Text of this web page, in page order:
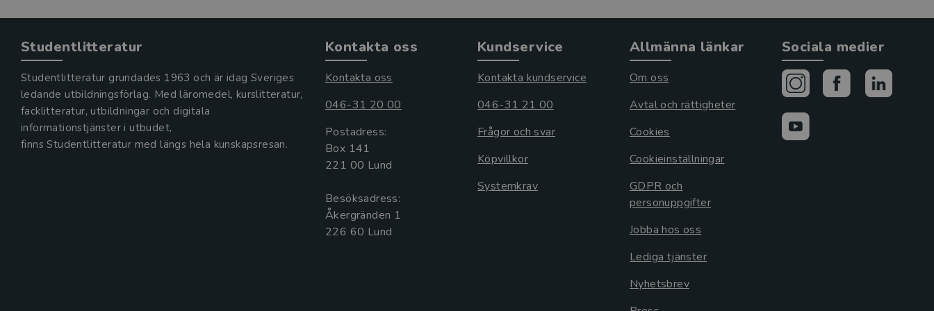
Studentlitteratur
Studentlitteratur grundades 1963 och är idag Sveriges
ledande utbildningsförlag. Med läromedel, kurslitteratur,
facklitteratur, utbildningar och digitala
informationstjänster i utbudet,
finns Studentlitteratur med längs hela kunskapsresan.
Kontakta oss
Kontakta oss
046-31 20 00
Postadress:
Box 141
221 00 Lund
Besöksadress:
Åkergränden 1
Kundservice
Kontakta kundservice
046-31 21 00
Frågor och svar
Köpvillkor
Systemkrav
Allmänna länkar
Om oss
Avtal och rättigheter
Cookies
Cookieinställningar
GDPR och
personuppgifter
Jobba hos oss
Lediga tjänster
Nyhetsbrev
Sociala medier